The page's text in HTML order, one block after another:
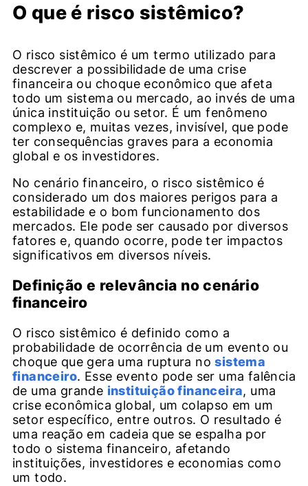
O que é risco sistêmico?
O risco sistêmico é um termo utilizado para
descrever a possibilidade de uma crise
financeira ou choque econômico que afeta
todo um sistema ou mercado, ao invés de uma
única instituição ou setor. É um fenômeno
complexo e, muitas vezes, invisível, que pode
ter consequências graves para a economia
global e os investidores.
No cenário financeiro, o risco sistêmico é
considerado um dos maiores perigos para a
estabilidade e o bom funcionamento dos
mercados. Ele pode ser causado por diversos
fatores e, quando ocorre, pode ter impactos
significativos em diversos níveis.
Definição e relevância no cenário
financeiro
O risco sistêmico é definido como a
probabilidade de ocorrência de um evento ou
choque que gera uma ruptura nosistema
financeiro. Esse evento pode ser uma falência
de uma grande instituição financeira, uma
crise econômica global, um colapso em um
setor específico, entre outros. O resultado é
uma reação em cadeia que se espalha por
todo o sistema financeiro, afetando
instituições, investidores e economias como
um todo.